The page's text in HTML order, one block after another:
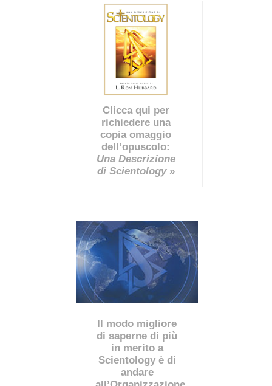
Clicca qui per
richiedere una
copia omaggio
dell’opuscolo:
Una Descrizione
di Scientology»
Il modo migliore
di saperne di più
in merito a
Scientology è di
andare